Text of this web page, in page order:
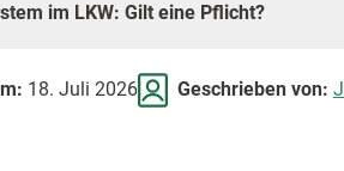
im LKW: Gilt eine Pflicht?
18. Juli 2026 Geschrieben von: